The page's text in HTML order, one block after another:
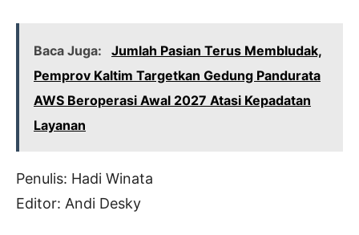
Baca Juga:
Jumlah Pasian Terus Membludak,
Pemprov Kaltim Targetkan Gedung Pandurata
AWS Beroperasi Awal 2027 Atasi Kepadatan
Layanan
Penulis: Hadi Winata
Editor: Andi Desky